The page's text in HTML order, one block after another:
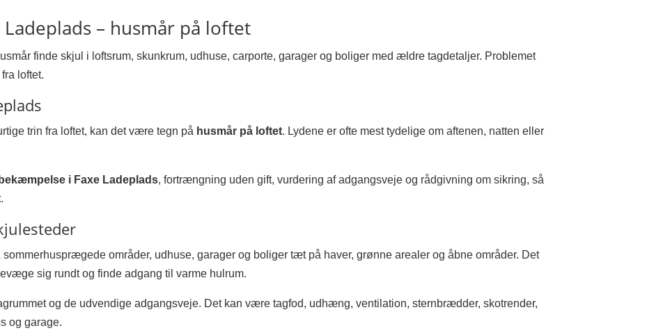
– husmår på loftet
finde skjul i loftsrum, skunkrum, udhuse, carporte, garager og boliger med ældre tagdetaljer. Problemet
loftet.
trin fra loftet, kan det være tegn på husmår på loftet. Lydene er ofte mest tydelige om aftenen, natten eller
i Faxe Ladeplads, fortrængning uden gift, vurdering af adgangsveje og rådgivning om sikring, så
områder, udhuse, garager og boliger tæt på haver, grønne arealer og åbne områder. Det
sig rundt og finde adgang til varme hulrum.
og de udvendige adgangsveje. Det kan være tagfod, udhæng, ventilation, sternbrædder, skotrender,
og garage.